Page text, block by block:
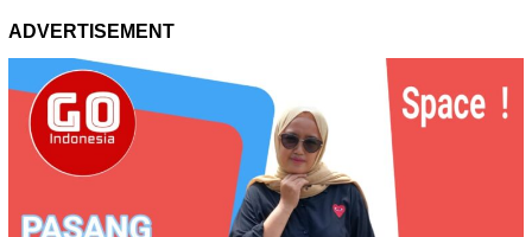
ADVERTISEMENT